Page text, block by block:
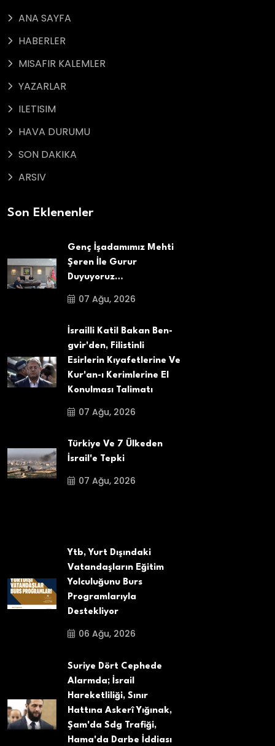
ANA SAYFA
HABERLER
MISAFIR KALEMLER
YAZARLAR
ILETISIM
HAVA DURUMU
SON DAKIKA
ARSIV
Son Eklenenler
Genç İşadamımız Mehti
Şeren İle Gurur
Duyuyoruz…
07 Ağu, 2026
İsrailli Katil Bakan Ben-
gvir'den, Filistinli
Esirlerin Kıyafetlerine Ve
Kur'an-ı Kerimlerine El
Konulması Talimatı
07 Ağu, 2026
Türkiye Ve 7 Ülkeden
İsrail'e Tepki
07 Ağu, 2026
Ytb, Yurt Dışındaki
Vatandaşların Eğitim
Yolculuğunu Burs
Programlarıyla
Destekliyor
06 Ağu, 2026
Suriye Dört Cephede
Alarmda; İsrail
Hareketliliği, Sınır
Hattına Askerî Yığınak,
Şam'da Sdg Trafiği,
Hama'da Darbe İddiası